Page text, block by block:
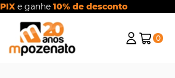
PIXe ganhe 10% de desconto
0